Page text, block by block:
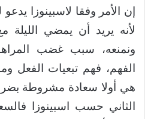
إن الأمر وفقا لاسبينوزا
لأنه يريد أن يمضي الليلة
ونمنعه، سبب غضب
الفهم، فهم تبعيات الفعل
هي أولا سعادة مشروطة
الثاني حسب اسبينوزا